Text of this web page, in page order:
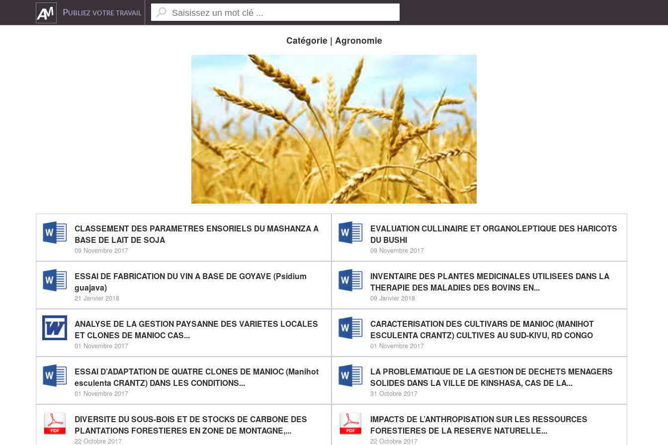
Publiez votre travail
Catégorie | Agronomie
CLASSEMENT DES PARAMETRES ENSORIELS DU MASHANZA A
BASE DE LAIT DE SOJA
09 Novembre 2017
EVALUATION CULLINAIRE ET ORGANOLEPTIQUE DES HARICOTS
DU BUSHI
09 Novembre 2017
ESSAI DE FABRICATION DU VIN A BASE DE GOYAVE (Psidium
guajava)
21 Janvier 2018
INVENTAIRE DES PLANTES MEDICINALES UTILISEES DANS LA
THERAPIE DES MALADIES DES BOVINS EN...
09 Janvier 2018
ANALYSE DE LA GESTION PAYSANNE DES VARIETES LOCALES
ET CLONES DE MANIOC CAS...
01 Novembre 2017
CARACTERISATION DES CULTIVARS DE MANIOC (MANIHOT
ESCULENTA CRANTZ) CULTIVES AU SUD-KIVU, RD CONGO
01 Novembre 2017
ESSAI D’ADAPTATION DE QUATRE CLONES DE MANIOC (Manihot
esculenta CRANTZ) DANS LES CONDITIONS...
01 Novembre 2017
LA PROBLEMATIQUE DE LA GESTION DE DECHETS MENAGERS
SOLIDES DANS LA VILLE DE KINSHASA, CAS DE LA...
31 Octobre 2017
DIVERSITE DU SOUS-BOIS ET DE STOCKS DE CARBONE DES
PLANTATIONS FORESTIERES EN ZONE DE MONTAGNE,...
22 Octobre 2017
IMPACTS DE L’ANTHROPISATION SUR LES RESSOURCES
FORESTIERES DE LA RESERVE NATURELLE...
22 Octobre 2017